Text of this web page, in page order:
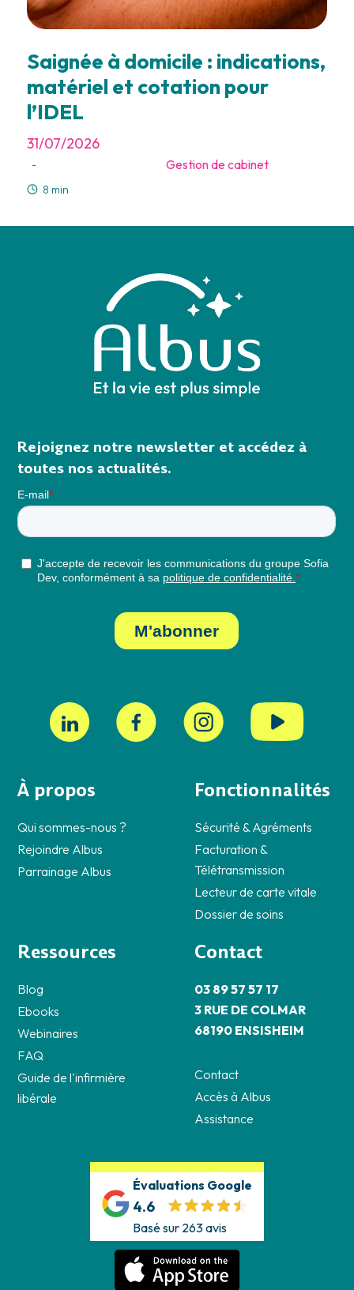
Saignée à domicile : indications,
matériel et cotation pour
l’IDEL
31/07/2026
- Gestion de cabinet
8 min
À propos
Qui sommes-nous ?
Rejoindre Albus
Parrainage Albus
Fonctionnalités
Sécurité & Agréments
Facturation &
Télétransmission
Lecteur de carte vitale
Dossier de soins
Ressources
Blog
Ebooks
Webinaires
FAQ
Guide de l'infirmière
libérale
Contact
03 89 57 57 17
3 RUE DE COLMAR
68190 ENSISHEIM
Contact
Accès à Albus
Assistance
Évaluations Google
4.6
Basé sur 263 avis
Rejoignez notre newsletter et accédez à
toutes nos actualités.